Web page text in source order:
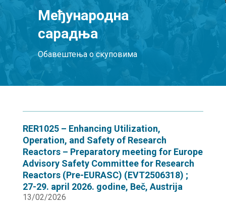
Међународна
сарадња
Обавештења о скуповима
RER1025 – Enhancing Utilization,
Operation, and Safety of Research
Reactors – Preparatory meeting for Europe
Advisory Safety Committee for Research
Reactors (Pre-EURASC) (EVT2506318) ;
27-29. april 2026. godine, Beč, Austrija
13/02/2026